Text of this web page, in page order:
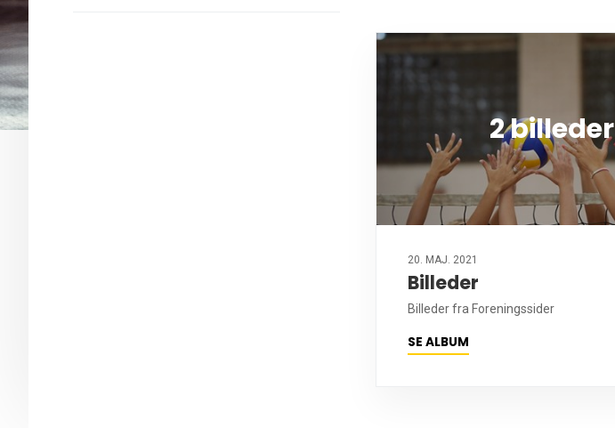
2 billeder
20. MAJ. 2021
Billeder
Billeder fra Foreningssider
SE ALBUM